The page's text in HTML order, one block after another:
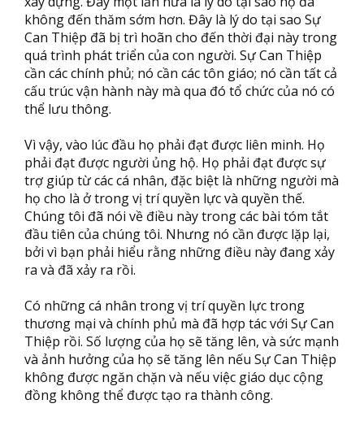
không đến thăm sớm hơn. Đây là lý do tại sao Sự
Can Thiệp đã bị trì hoãn cho đến thời đại này trong
quá trình phát triển của con người. Sự Can Thiệp
cần các chính phủ; nó cần các tôn giáo; nó cần tất cả
cấu trúc vận hành này mà qua đó tổ chức của nó có
thể lưu thông.
Vì vậy, vào lúc đầu họ phải đạt được liên minh. Họ
phải đạt được người ủng hộ. Họ phải đạt được sự
trợ giúp từ các cá nhân, đặc biệt là những người mà
họ cho là ở trong vị trí quyền lực và quyền thế.
Chúng tôi đã nói về điều này trong các bài tóm tắt
đầu tiên của chúng tôi. Nhưng nó cần được lặp lại,
bởi vì bạn phải hiểu rằng những điều này đang xảy
ra và đã xảy ra rồi.
Có những cá nhân trong vị trí quyền lực trong
thương mại và chính phủ mà đã hợp tác với Sự Can
Thiệp rồi. Số lượng của họ sẽ tăng lên, và sức mạnh
và ảnh hưởng của họ sẽ tăng lên nếu Sự Can Thiệp
không được ngăn chặn và nếu việc giáo dục cộng
đồng không thể được tạo ra thành công.